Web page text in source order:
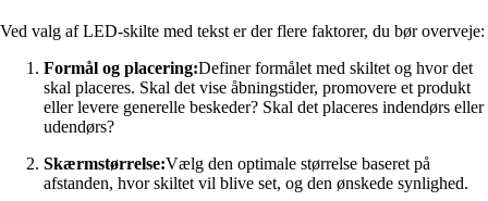
Ved valg af LED-skilte med tekst er der flere faktorer, du bør overveje:
Formål og placering:Definer formålet med skiltet og hvor det
skal placeres. Skal det vise åbningstider, promovere et produkt
eller levere generelle beskeder? Skal det placeres indendørs eller
udendørs?
Skærmstørrelse:Vælg den optimale størrelse baseret på
afstanden, hvor skiltet vil blive set, og den ønskede synlighed.